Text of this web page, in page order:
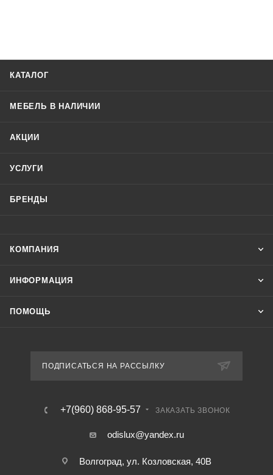
КАТАЛОГ
МЕБЕЛЬ В НАЛИЧИИ
АКЦИИ
УСЛУГИ
БРЕНДЫ
КОМПАНИЯ
ИНФОРМАЦИЯ
ПОМОЩЬ
ПОДПИСАТЬСЯ НА РАССЫЛКУ
+7(960) 868-95-57 ЗАКАЗАТЬ ЗВОНОК
odislux@yandex.ru
Волгоград, ул. Козловская, 40В